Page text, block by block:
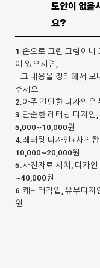
도안이 없을
요?
1.손으로 그린 그림이나
이 있으시면,
그 내용을 정리해서 보
주세요.
2.아주 간단한 디자인은
3.단순한 레터링 디자인
5,000~10,000원
4.레터링 디자인+사진
10,000~20,000원
5.사진자료 서치, 디자
~40,000원
6.캐릭터작업, 유무디
원